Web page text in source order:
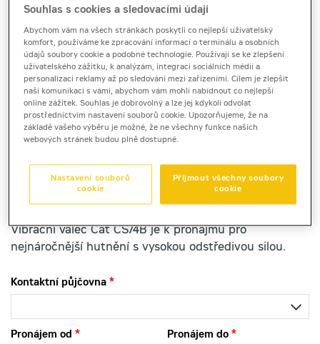
23 a více dnů
7 850 Kč bez DPH
9 498 Kč s DPH
Kauce
30 000 Kč
Vibrační válec Cat CS74B je k pronájmu pro
nejnáročnější hutnění s vysokou odstředivou silou.
Kontaktní půjčovna
Pronájem od Pronájem do
Souhlas s cookies a sledovacími údaji
Abychom vám na všech stránkách poskytli co nejlepší uživatelský
komfort, používáme ke zpracování informací o terminálu a osobních
údajů soubory cookie a podobné technologie. Používají se ke zlepšení
uživatelského zážitku, k analýzám, integraci sociálních médií a
personalizaci reklamy až po sledování mezi zařízeními. Cílem je zlepšit
naši komunikaci s vámi, abychom vám mohli nabídnout co nejlepší
online zážitek. Souhlas je dobrovolný a lze jej kdykoli odvolat
prostřednictvím nastavení souborů cookie. Upozorňujeme, že na
základě vašeho výběru je možné, že ne všechny funkce našich
webových stránek budou plně dostupné.
Přijmout všechny soubory
cookie
Nastavení souborů
cookie